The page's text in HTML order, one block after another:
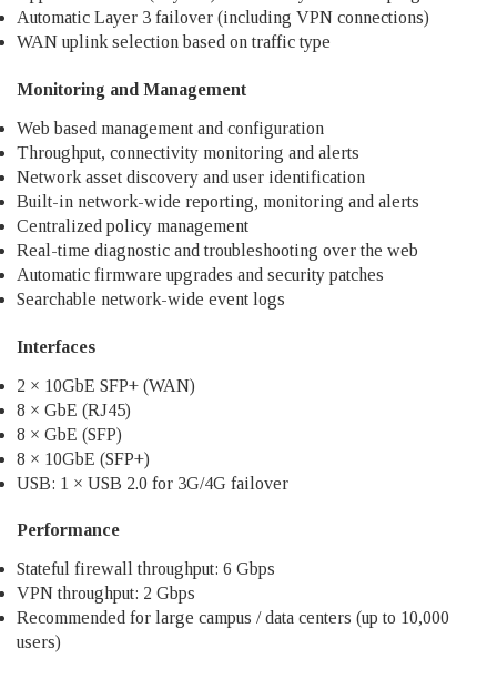
Automatic Layer 3 failover (including VPN connections)
WAN uplink selection based on traffic type
Monitoring and Management
Web based management and configuration
Throughput, connectivity monitoring and alerts
Network asset discovery and user identification
Built-in network-wide reporting, monitoring and alerts
Centralized policy management
Real-time diagnostic and troubleshooting over the web
Automatic firmware upgrades and security patches
Searchable network-wide event logs
Interfaces
2 × 10GbE SFP+ (WAN)
8 × GbE (RJ45)
8 × GbE (SFP)
8 × 10GbE (SFP+)
USB: 1 × USB 2.0 for 3G/4G failover
Performance
Stateful firewall throughput: 6 Gbps
VPN throughput: 2 Gbps
Recommended for large campus / data centers (up to 10,000
users)